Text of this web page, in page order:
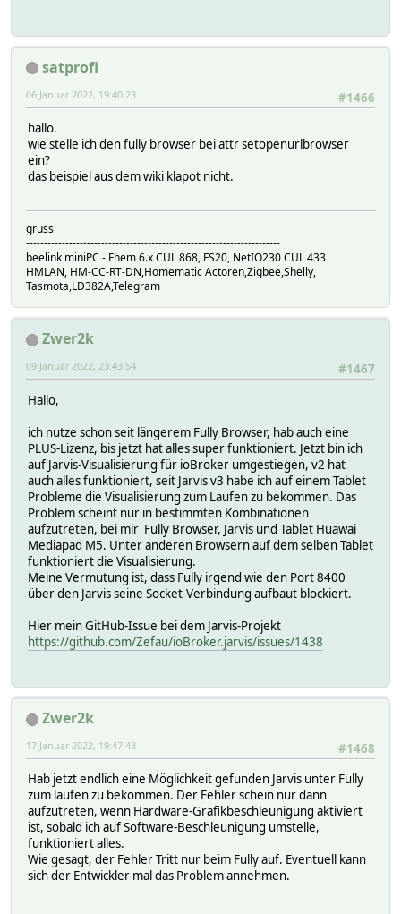
satprofi
#1466
06 Januar 2022, 19:40:23
hallo.
wie stelle ich den fully browser bei attr setopenurlbrowser
ein?
das beispiel aus dem wiki klapot nicht.
gruss
-----------------------------------------------------------------------
beelink miniPC - Fhem 6.x CUL 868, FS20, NetIO230 CUL 433
HMLAN, HM-CC-RT-DN,Homematic Actoren,Zigbee,Shelly,
Tasmota,LD382A,Telegram
Zwer2k
#1467
09 Januar 2022, 23:43:54
Hallo,
ich nutze schon seit längerem Fully Browser, hab auch eine
PLUS-Lizenz, bis jetzt hat alles super funktioniert. Jetzt bin ich
auf Jarvis-Visualisierung für ioBroker umgestiegen, v2 hat
auch alles funktioniert, seit Jarvis v3 habe ich auf einem Tablet
Probleme die Visualisierung zum Laufen zu bekommen. Das
Problem scheint nur in bestimmten Kombinationen
aufzutreten, bei mir Fully Browser, Jarvis und Tablet Huawai
Mediapad M5. Unter anderen Browsern auf dem selben Tablet
funktioniert die Visualisierung.
Meine Vermutung ist, dass Fully irgend wie den Port 8400
über den Jarvis seine Socket-Verbindung aufbaut blockiert.
Hier mein GitHub-Issue bei dem Jarvis-Projekt
https://github.com/Zefau/ioBroker.jarvis/issues/1438
Zwer2k
#1468
17 Januar 2022, 19:47:43
Hab jetzt endlich eine Möglichkeit gefunden Jarvis unter Fully
zum laufen zu bekommen. Der Fehler schein nur dann
aufzutreten, wenn Hardware-Grafikbeschleunigung aktiviert
ist, sobald ich auf Software-Beschleunigung umstelle,
funktioniert alles.
Wie gesagt, der Fehler Tritt nur beim Fully auf. Eventuell kann
sich der Entwickler mal das Problem annehmen.